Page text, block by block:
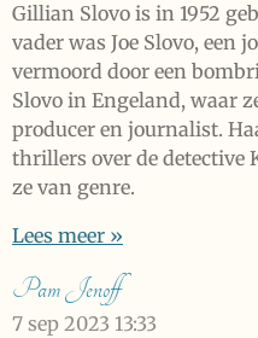
Gillian Slovo is in 1952
vader was Joe Slovo, een
vermoord door een
Slovo in Engeland, waar
producer en journalist.
thrillers over de detective
ze van genre.
Lees meer »
Pam Jenoff
7 sep 2023 13:33